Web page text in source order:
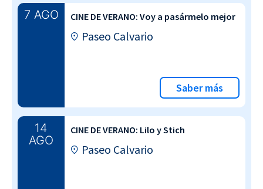
7 AGO CINE DE VERANO: Voy a pasármelo mejor
Paseo Calvario
Saber más
14
AGO
CINE DE VERANO: Lilo y Stich
Paseo Calvario